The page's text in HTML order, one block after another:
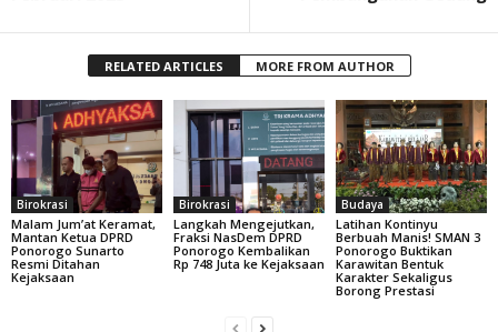
RELATED ARTICLES MORE FROM AUTHOR
Birokrasi
Malam Jum’at Keramat,
Mantan Ketua DPRD
Ponorogo Sunarto
Resmi Ditahan
Kejaksaan
Birokrasi
Langkah Mengejutkan,
Fraksi NasDem DPRD
Ponorogo Kembalikan
Rp 748 Juta ke Kejaksaan
Budaya
Latihan Kontinyu
Berbuah Manis! SMAN 3
Ponorogo Buktikan
Karawitan Bentuk
Karakter Sekaligus
Borong Prestasi